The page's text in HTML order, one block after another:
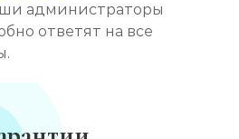
администраторы
ответят на все